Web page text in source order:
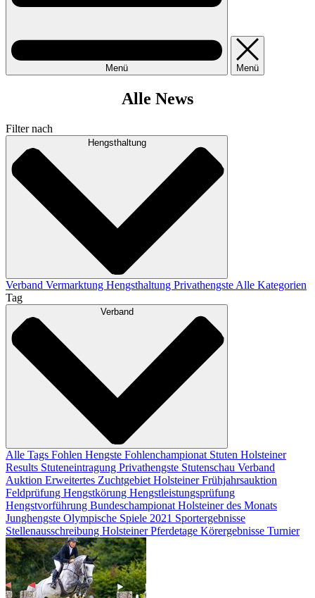
Menü Menü
Alle News
Filter nach
Hengsthaltung
Verband Vermarktung Hengsthaltung PrivathengsteAlle Kategorien
Tag
Verband
Alle Tags Fohlen Hengste Fohlenchampionat Stuten Holsteiner
Results Stuteneintragung Privathengste Stutenschau Verband
Auktion Erweitertes Zuchtgebiet Holsteiner Frühjahrsauktion
Feldprüfung Hengstkörung Hengstleistungsprüfung
Hengstvorführung Bundeschampionat Holsteiner des Monats
Junghengste Olympische Spiele 2021 Sportergebnisse
Stellenausschreibung Holsteiner Pferdetage Körergebnisse Turnier